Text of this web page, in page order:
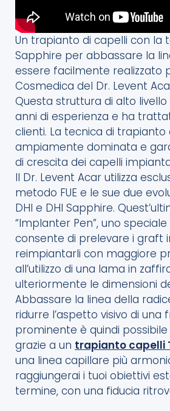
Un trapianto di capelli con la
Sapphire per abbassare la
essere facilmente realizzato
Cosmedica del Dr. Levent
Questa struttura di alto livello
anni di esperienza e ha
clienti. La tecnica di trapianto
ampiamente dominata e
di crescita dei capelli
Il Dr. Levent Acar utilizza
metodo FUE e le sue due
DHI e DHI Sapphire.
“Implanter Pen”, uno
consente di prelevare i graft
reimpiantarli con maggiore
all’utilizzo di una lama in
ulteriormente le dimensioni
Abbassare la linea della
ridurre l’aspetto visivo di una
prominente è quindi
grazie a un trapianto capelli
una linea capillare più
raggiungerai i tuoi obiettivi
termine, con una fiducia